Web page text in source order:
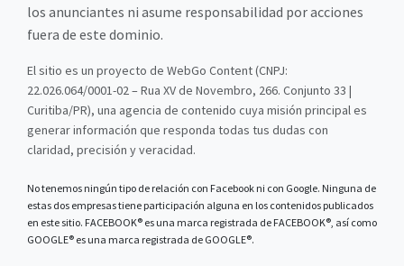
los anunciantes ni asume responsabilidad por acciones
fuera de este dominio.
El sitio es un proyecto de WebGo Content (CNPJ:
22.026.064/0001-02 – Rua XV de Novembro, 266. Conjunto 33 |
Curitiba/PR), una agencia de contenido cuya misión principal es
generar información que responda todas tus dudas con
claridad, precisión y veracidad.
No tenemos ningún tipo de relación con Facebook ni con Google. Ninguna de
estas dos empresas tiene participación alguna en los contenidos publicados
en este sitio. FACEBOOK® es una marca registrada de FACEBOOK®, así como
GOOGLE® es una marca registrada de GOOGLE®.